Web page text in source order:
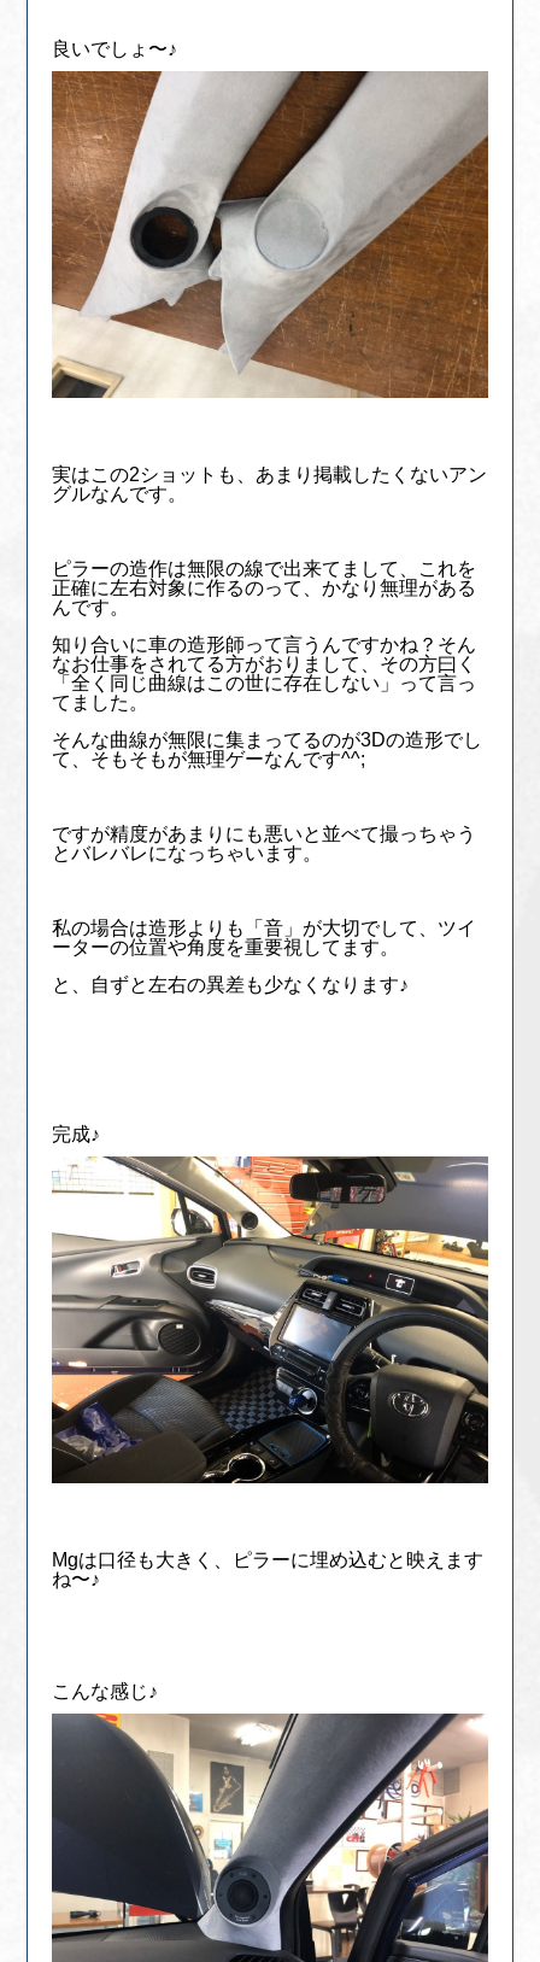
良いでしょ〜♪
実はこの2ショットも、あまり掲載したくないアン
グルなんです。
ピラーの造作は無限の線で出来てまして、これを
正確に左右対象に作るのって、かなり無理がある
んです。
知り合いに車の造形師って言うんですかね？そん
なお仕事をされてる方がおりまして、その方曰く
「全く同じ曲線はこの世に存在しない」って言っ
てました。
そんな曲線が無限に集まってるのが3Dの造形でし
て、そもそもが無理ゲーなんです^^;
ですが精度があまりにも悪いと並べて撮っちゃう
とバレバレになっちゃいます。
私の場合は造形よりも「音」が大切でして、ツイ
ーターの位置や角度を重要視してます。
と、自ずと左右の異差も少なくなります♪
完成♪
Mgは口径も大きく、ピラーに埋め込むと映えます
ね〜♪
こんな感じ♪